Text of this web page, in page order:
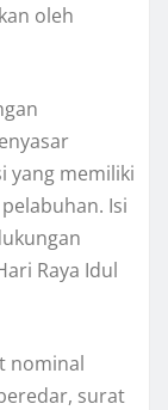
oleh
yang memiliki
Isi
Raya Idul
nominal
surat